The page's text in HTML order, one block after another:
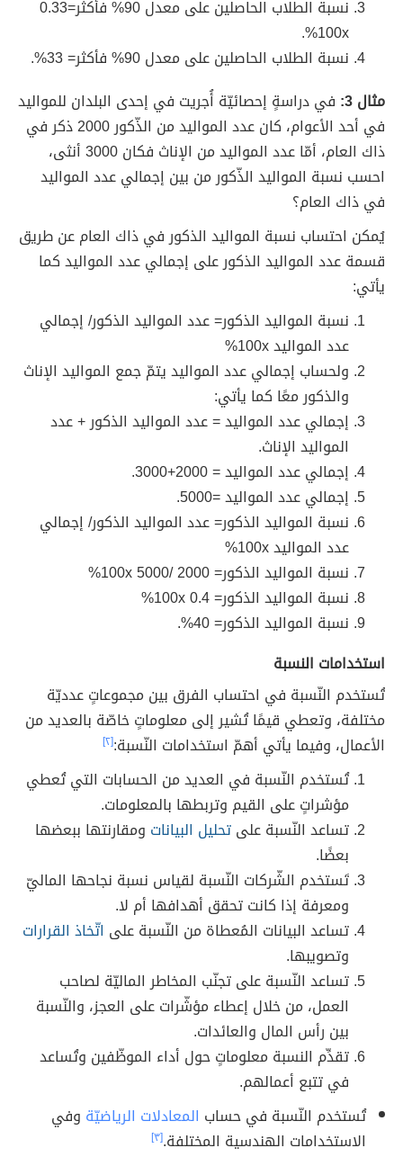
نسبة الطلاب الحاصلين على معدل 90% فأكثر=0.33
100x%.
نسبة الطلاب الحاصلين على معدل 90% فأكثر= 33%.
مثال 3:
في دراسةٍ إحصائيّة أُجريت في إحدى البلدان للمواليد
في أحد الأعوام، كان عدد المواليد من الذّكور 2000 ذكر في
ذاك العام، أمّا عدد المواليد من الإناث فكان 3000 أنثى،
احسب نسبة المواليد الذّكور من بين إجمالي عدد المواليد
في ذاك العام؟
يُمكن احتساب نسبة المواليد الذكور في ذاك العام عن طريق
قسمة عدد المواليد الذكور على إجمالي عدد المواليد كما
يأتي:
نسبة المواليد الذكور= عدد المواليد الذكور/ إجمالي
عدد المواليد 100x%
ولحساب إجمالي عدد المواليد يتمّ جمع المواليد الإناث
والذكور معًا كما يأتي:
إجمالي عدد المواليد = عدد المواليد الذكور + عدد
المواليد الإناث.
إجمالي عدد المواليد = 2000+3000.
إجمالي عدد المواليد =5000.
نسبة المواليد الذكور= عدد المواليد الذكور/ إجمالي
عدد المواليد 100x%
نسبة المواليد الذكور= 2000 /5000 100x%
نسبة المواليد الذكور= 0.4 100x%
نسبة المواليد الذكور= 40%.
استخدامات النسبة
تُستخدم النّسبة في احتساب الفرق بين مجموعاتٍ عدديّة
مختلفة، وتعطي قيمًا تُشير إلى معلوماتٍ خاصّة بالعديد من
الأعمال، وفيما يأتي أهمّ استخدامات النّسبة:[٢]
تُستخدم النّسبة في العديد من الحسابات التي تُعطي
مؤشراتٍ على القيم وتربطها بالمعلومات.
تساعد النّسبة علىتحليل البيانات ومقارنتها ببعضها
بعضًا.
تَستخدم الشّركات النّسبة لقياس نسبة نجاحها الماليّ
ومعرفة إذا كانت تحقق أهدافها أم لا.
تساعد البيانات المُعطاة من النّسبة على اتّخاذ القرارات
وتصويبها.
تساعد النّسبة على تجنّب المخاطر الماليّة لصاحب
العمل، من خلال إعطاء مؤشّرات على العجز، والنّسبة
بين رأس المال والعائدات.
تقدِّم النسبة معلوماتٍ حول أداء الموظّفين وتُساعد
في تتبع أعمالهم.
تُستخدم النّسبة في حساب المعادلات الرياضيّة وفي
الاستخدامات الهندسية المختلفة.[٣]